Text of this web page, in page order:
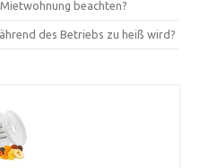
beachten?
des Betriebs zu heiß wird?